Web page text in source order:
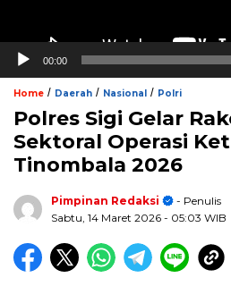
00:00
Home / Daerah / Nasional / Polri
Polres Sigi Gelar
Sektoral Operasi
Tinombala 2026
Pimpinan Redaksi
- Penulis
Sabtu, 14 Maret 2026 - 05:03 WIB